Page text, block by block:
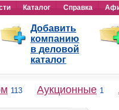
Каталог Справка
Добавить
компанию
в деловой
каталог
113 Аукционные 1